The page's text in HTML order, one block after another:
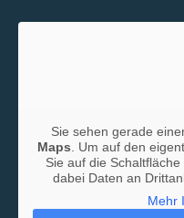
Sie sehen gerade
Maps . Um auf den
Sie auf die
dabei Daten an
Mehr